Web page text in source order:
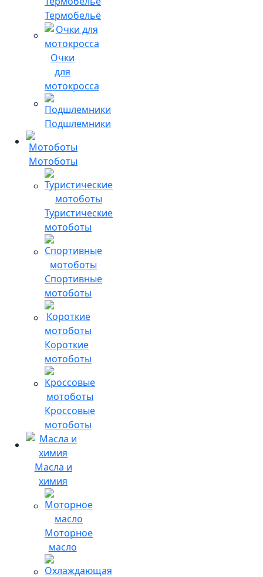
Термобельё
Очки
для
мотокросса
Подшлемники
Мотоботы
Туристические
мотоботы
Спортивные
мотоботы
Короткие
мотоботы
Кроссовые
мотоботы
Масла и
химия
Моторное
масло